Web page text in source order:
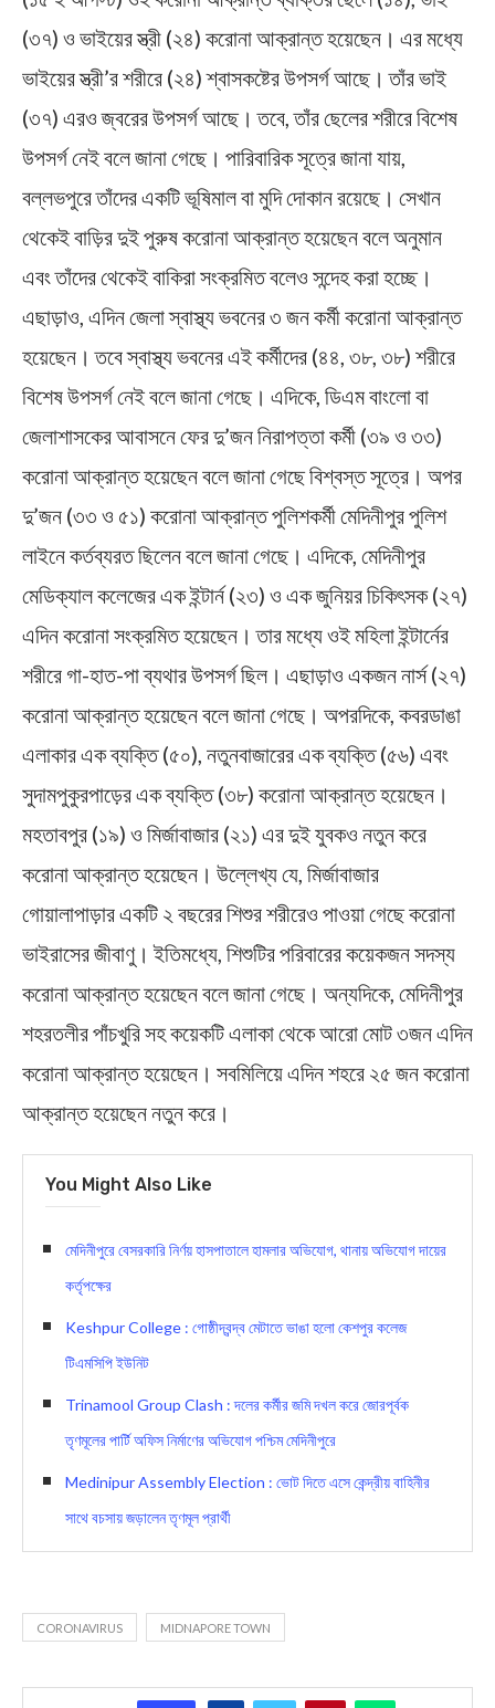
(৩৭) ও ভাইয়ের স্ত্রী (২৪) করোনা আক্রান্ত হয়েছেন। এর মধ্যে
ভাইয়ের স্ত্রী’র শরীরে (২৪) শ্বাসকষ্টের উপসর্গ আছে। তাঁর ভাই
(৩৭) এরও জ্বরের উপসর্গ আছে। তবে, তাঁর ছেলের শরীরে বিশেষ
উপসর্গ নেই বলে জানা গেছে। পারিবারিক সূত্রে জানা যায়,
বল্লভপুরে তাঁদের একটি ভূষিমাল বা মুদি দোকান রয়েছে। সেখান
থেকেই বাড়ির দুই পুরুষ করোনা আক্রান্ত হয়েছেন বলে অনুমান
এবং তাঁদের থেকেই বাকিরা সংক্রমিত বলেও সন্দেহ করা হচ্ছে।
এছাড়াও, এদিন জেলা স্বাস্থ্য ভবনের ৩ জন কর্মী করোনা আক্রান্ত
হয়েছেন। তবে স্বাস্থ্য ভবনের এই কর্মীদের (৪৪, ৩৮, ৩৮) শরীরে
বিশেষ উপসর্গ নেই বলে জানা গেছে। এদিকে, ডিএম বাংলো বা
জেলাশাসকের আবাসনে ফের দু’জন নিরাপত্তা কর্মী (৩৯ ও ৩৩)
করোনা আক্রান্ত হয়েছেন বলে জানা গেছে বিশ্বস্ত সূত্রে। অপর
দু’জন (৩৩ ও ৫১) করোনা আক্রান্ত পুলিশকর্মী মেদিনীপুর পুলিশ
লাইনে কর্তব্যরত ছিলেন বলে জানা গেছে। এদিকে, মেদিনীপুর
মেডিক্যাল কলেজের এক ইন্টার্ন (২৩) ও এক জুনিয়র চিকিৎসক (২৭)
এদিন করোনা সংক্রমিত হয়েছেন। তার মধ্যে ওই মহিলা ইন্টার্নের
শরীরে গা-হাত-পা ব্যথার উপসর্গ ছিল। এছাড়াও একজন নার্স (২৭)
করোনা আক্রান্ত হয়েছেন বলে জানা গেছে। অপরদিকে, কবরডাঙা
এলাকার এক ব্যক্তি (৫০), নতুনবাজারের এক ব্যক্তি (৫৬) এবং
সুদামপুকুরপাড়ের এক ব্যক্তি (৩৮) করোনা আক্রান্ত হয়েছেন।
মহতাবপুর (১৯) ও মির্জাবাজার (২১) এর দুই যুবকও নতুন করে
করোনা আক্রান্ত হয়েছেন। উল্লেখ্য যে, মির্জাবাজার
গোয়ালাপাড়ার একটি ২ বছরের শিশুর শরীরেও পাওয়া গেছে করোনা
ভাইরাসের জীবাণু। ইতিমধ্যে, শিশুটির পরিবারের কয়েকজন সদস্য
করোনা আক্রান্ত হয়েছেন বলে জানা গেছে। অন্যদিকে, মেদিনীপুর
শহরতলীর পাঁচখুরি সহ কয়েকটি এলাকা থেকে আরো মোট ৩জন এদিন
করোনা আক্রান্ত হয়েছেন। সবমিলিয়ে এদিন শহরে ২৫ জন করোনা
আক্রান্ত হয়েছেন নতুন করে।
You Might Also Like
মেদিনীপুরে বেসরকারি নির্ণয় হাসপাতালে হামলার অভিযোগ, থানায় অভিযোগ দায়ের
কর্তৃপক্ষের
Keshpur College : গোষ্ঠীদ্বন্দ্ব মেটাতে ভাঙা হলো কেশপুর কলেজ
টিএমসিপি ইউনিট
Trinamool Group Clash : দলের কর্মীর জমি দখল করে জোরপূর্বক
তৃণমূলের পার্টি অফিস নির্মাণের অভিযোগ পশ্চিম মেদিনীপুরে
Medinipur Assembly Election : ভোট দিতে এসে কেন্দ্রীয় বাহিনীর
সাথে বচসায় জড়ালেন তৃণমূল প্রার্থী
CORONAVIRUS MIDNAPORE TOWN